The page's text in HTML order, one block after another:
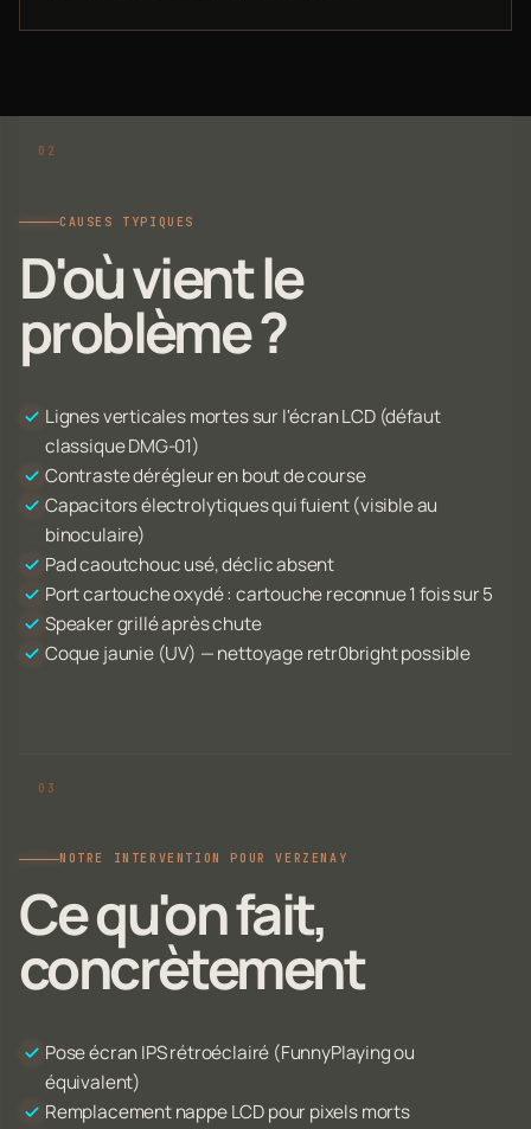
CAUSES TYPIQUES
D'où vient le
problème ?
Lignes verticales mortes sur l'écran LCD (défaut
classique DMG-01)
Contraste dérégleur en bout de course
Capacitors électrolytiques qui fuient (visible au
binoculaire)
Pad caoutchouc usé, déclic absent
Port cartouche oxydé : cartouche reconnue 1 fois sur 5
Speaker grillé après chute
Coque jaunie (UV) — nettoyage retr0bright possible
NOTRE INTERVENTION POUR VERZENAY
Ce qu'on fait,
concrètement
Pose écran IPS rétroéclairé (FunnyPlaying ou
équivalent)
Remplacement nappe LCD pour pixels morts